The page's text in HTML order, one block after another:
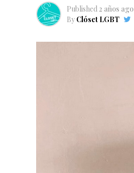
Published2 años ago
By Clóset LGBT